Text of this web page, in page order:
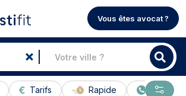
Vous êtes avocat ?
Tarifs Rapide En ligne